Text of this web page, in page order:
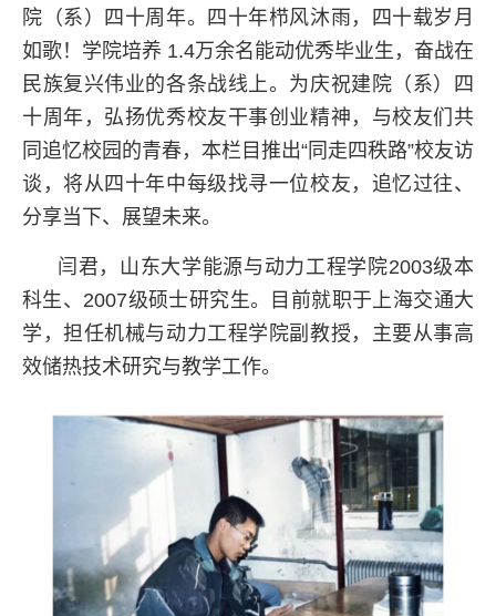
院（系）四十周年。四十年栉风沐雨，四十载岁月
如歌！学院培养 1.4万余名能动优秀毕业生，奋战在
民族复兴伟业的各条战线上。为庆祝建院（系）四
十周年，弘扬优秀校友干事创业精神，与校友们共
同追忆校园的青春，本栏目推出“同走四秩路”校友访
谈，将从四十年中每级找寻一位校友，追忆过往、
分享当下、展望未来。
闫君，山东大学能源与动力工程学院2003级本
科生、2007级硕士研究生。目前就职于上海交通大
学，担任机械与动力工程学院副教授，主要从事高
效储热技术研究与教学工作。